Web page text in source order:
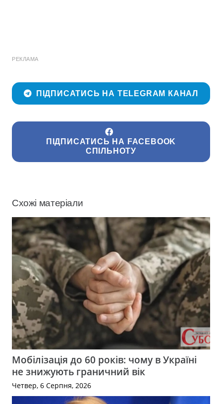
РЕКЛАМА
ПІДПИСАТИСЬ НА TELEGRAM КАНАЛ
ПІДПИСАТИСЬ НА FACEBOOK
СПІЛЬНОТУ
Схожі матеріали
Мобілізація до 60 років: чому в Україні
не знижують граничний вік
Четвер, 6 Серпня, 2026